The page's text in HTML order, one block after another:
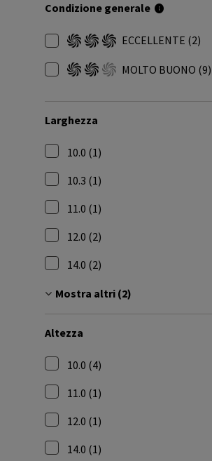
Condizione generale
ECCELLENTE (2)
MOLTO BUONO (9)
Larghezza
10.0 (1)
10.3 (1)
11.0 (1)
12.0 (2)
14.0 (2)
Mostra altri (2)
Altezza
10.0 (4)
11.0 (1)
12.0 (1)
14.0 (1)